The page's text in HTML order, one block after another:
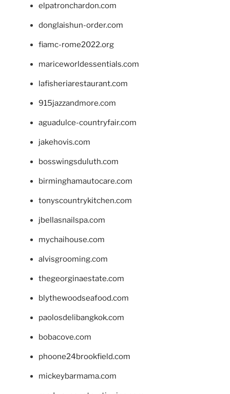
elpatronchardon.com
donglaishun-order.com
fiamc-rome2022.org
mariceworldessentials.com
lafisheriarestaurant.com
915jazzandmore.com
aguadulce-countryfair.com
jakehovis.com
bosswingsduluth.com
birminghamautocare.com
tonyscountrykitchen.com
jbellasnailspa.com
mychaihouse.com
alvisgrooming.com
thegeorginaestate.com
blythewoodseafood.com
paolosdelibangkok.com
bobacove.com
phoone24brookfield.com
mickeybarmama.com